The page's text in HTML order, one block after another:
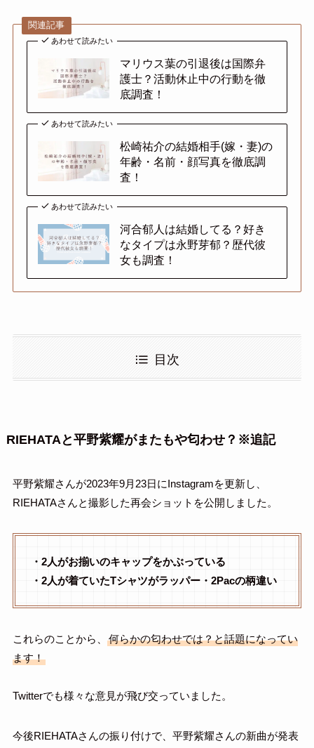
関連記事
あわせて読みたい
マリウス葉の引退後は国際弁
護士？活動休止中の行動を徹
底調査！
あわせて読みたい
松崎祐介の結婚相手(嫁・妻)の
年齢・名前・顔写真を徹底調
査！
あわせて読みたい
河合郁人は結婚してる？好き
なタイプは永野芽郁？歴代彼
女も調査！
目次
RIEHATAと平野紫耀がまたもや匂わせ？※追記
平野紫耀さんが2023年9月23日にInstagramを更新し、
RIEHATAさんと撮影した再会ショットを公開しました。
・2人がお揃いのキャップをかぶっている
・2人が着ていたTシャツがラッパー・2Pacの柄違い
これらのことから、
何らかの匂わせでは？と話題になってい
ます！
Twitterでも様々な意見が飛び交っていました。
今後RIEHATAさんの振り付けで、平野紫耀さんの新曲が発表